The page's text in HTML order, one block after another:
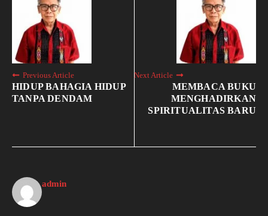
Previous Article
HIDUP BAHAGIA HIDUP
TANPA DENDAM
Next Article
MEMBACA BUKU
MENGHADIRKAN
SPIRITUALITAS BARU
admin